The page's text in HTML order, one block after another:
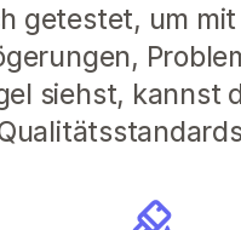
getestet, um
siehst,